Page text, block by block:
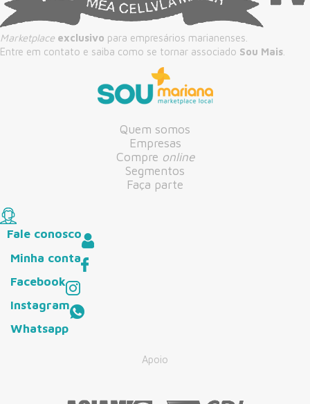
Marketplace exclusivo para empresários marianenses.
Entre em contato e saiba como se tornar associado Sou Mais
Quem somos
Empresas
Compre online
Segmentos
Faça parte
Fale conosco
Minha conta
Facebook
Instagram
Whatsapp
Apoio